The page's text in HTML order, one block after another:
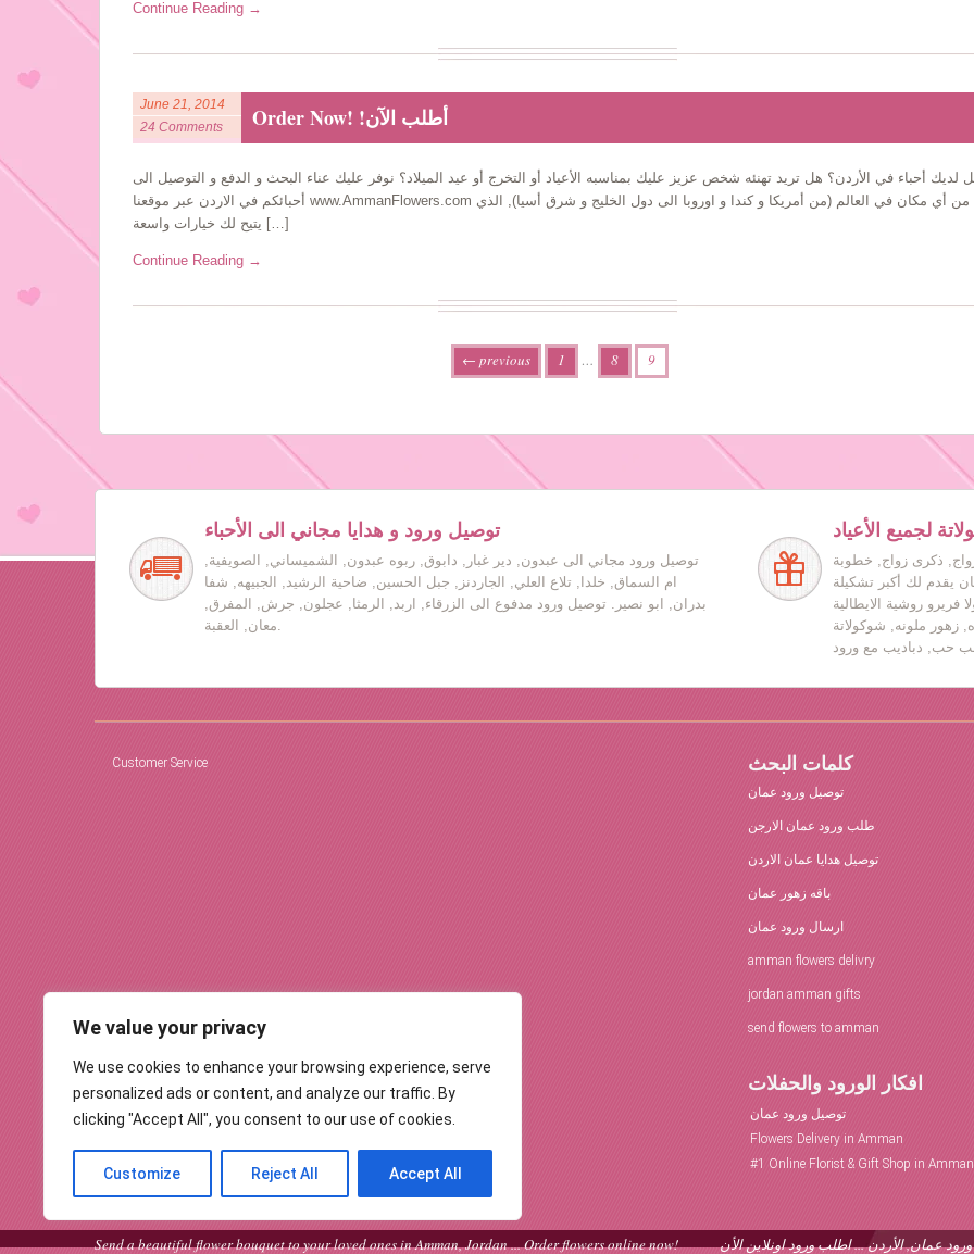
We value your privacy
We use cookies to enhance your browsing experience, serve
personalized ads or content, and analyze our traffic. By
clicking "Accept All", you consent to our use of cookies.
Customize Reject All Accept All
Continue Reading →
June 21, 2014
24 Comments
Order Now! !أطلب الآن
لديك أحباء في الأردن؟ هل تريد تهنئه شخص عزيز عليك بمناسبه الأعياد أو التخرج أو عيد الميلاد؟ نوفر عليك عناء البحث و الدفع و التوصيل الى
أحبائكم في الاردن عبر موقعنا www.AmmanFlowers.com من أي مكان في العالم (من أمريكا و كندا و اوروبا الى دول الخليج و شرق أسيا), الذي
يتيح لك خيارات واسعة […]
Continue Reading →
← previous 1 … 8 9
توصيل ورود و هدايا مجاني الى الأحباء
توصيل ورود مجاني الى عبدون, دير غبار, دابوق, ربوه عبدون, الشميساني, الصويفية,
ام السماق, خلدا, تلاع العلي, الجاردنز, جبل الحسين, ضاحية الرشيد, الجبيهه, شفا
بدران, ابو نصير. توصيل ورود مدفوع الى الزرقاء, اربد, الرمثا, عجلون, جرش, المفرق,
معان, العقبة.
لجميع الأعياد
ذكرى زواج, خطوبة
يقدم لك أكبر تشكيلة
فريرو روشية الايطالية
زهور ملونه, شوكولاتة
Customer Service كلمات البحث
توصيل ورود عمان
طلب ورود عمان الارجن
توصيل هدايا عمان الاردن
باقه زهور عمان
ارسال ورود عمان
amman flowers delivry
jordan amman gifts
send flowers to amman
افكار الورود والحفلات
توصيل ورود عمان
Flowers Delivery in Amman
Send a beautiful flower bouquet to your loved ones in Amman, Jordan ... Order flowers online now!